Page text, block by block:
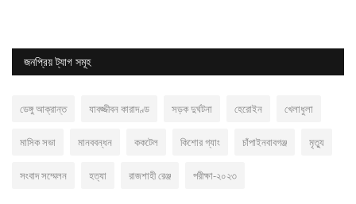
জনপ্রিয় ট্যাগ সমূহ
ডেঙ্গু আক্রান্ত যাবজ্জীবন কারাদণ্ড সড়ক দুর্ঘটনা হেরোইন খেলাধুলা
মাসিক সভা মানববন্ধন ককটেল কিশোর গ্যাং চাঁপাইনবাবগঞ্জ মৃত্যু
সংবাদ সম্মেলন হত্যা রাজশাহী রেঞ্জ পরীক্ষা-২০২৩